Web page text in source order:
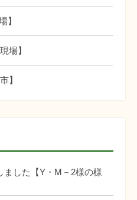
】
場】
】
ました【Y・M－2様の様